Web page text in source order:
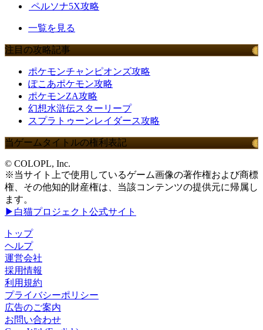
ペルソナ5X攻略
一覧を見る
注目の攻略記事
ポケモンチャンピオンズ攻略
ぽこあポケモン攻略
ポケモンZA攻略
幻想水滸伝スターリープ
スプラトゥーンレイダース攻略
当ゲームタイトルの権利表記
© COLOPL, Inc.
※当サイト上で使用しているゲーム画像の著作権および商標
権、その他知的財産権は、当該コンテンツの提供元に帰属し
ます。
▶白猫プロジェクト公式サイト
トップ
ヘルプ
運営会社
採用情報
利用規約
プライバシーポリシー
広告のご案内
お問い合わせ